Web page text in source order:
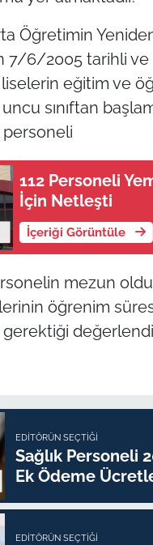
Öğretimin Yeniden
6/2005 tarihli ve
eğitim ve
uncu sınıftan
personeli
112 Personeli
İçin Netleşti
İçeriği Görüntüle
mezun
öğrenim
EDITÖRÜN SEÇTIĞI
Sağlık Personeli
Ek Ödeme
EDITÖRÜN SEÇTIĞI